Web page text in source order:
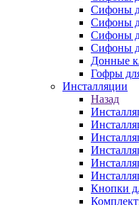
Сифоны
Сифоны
Сифоны
Сифоны
Донные
Гофры
Инсталляции
Назад
Кнопки